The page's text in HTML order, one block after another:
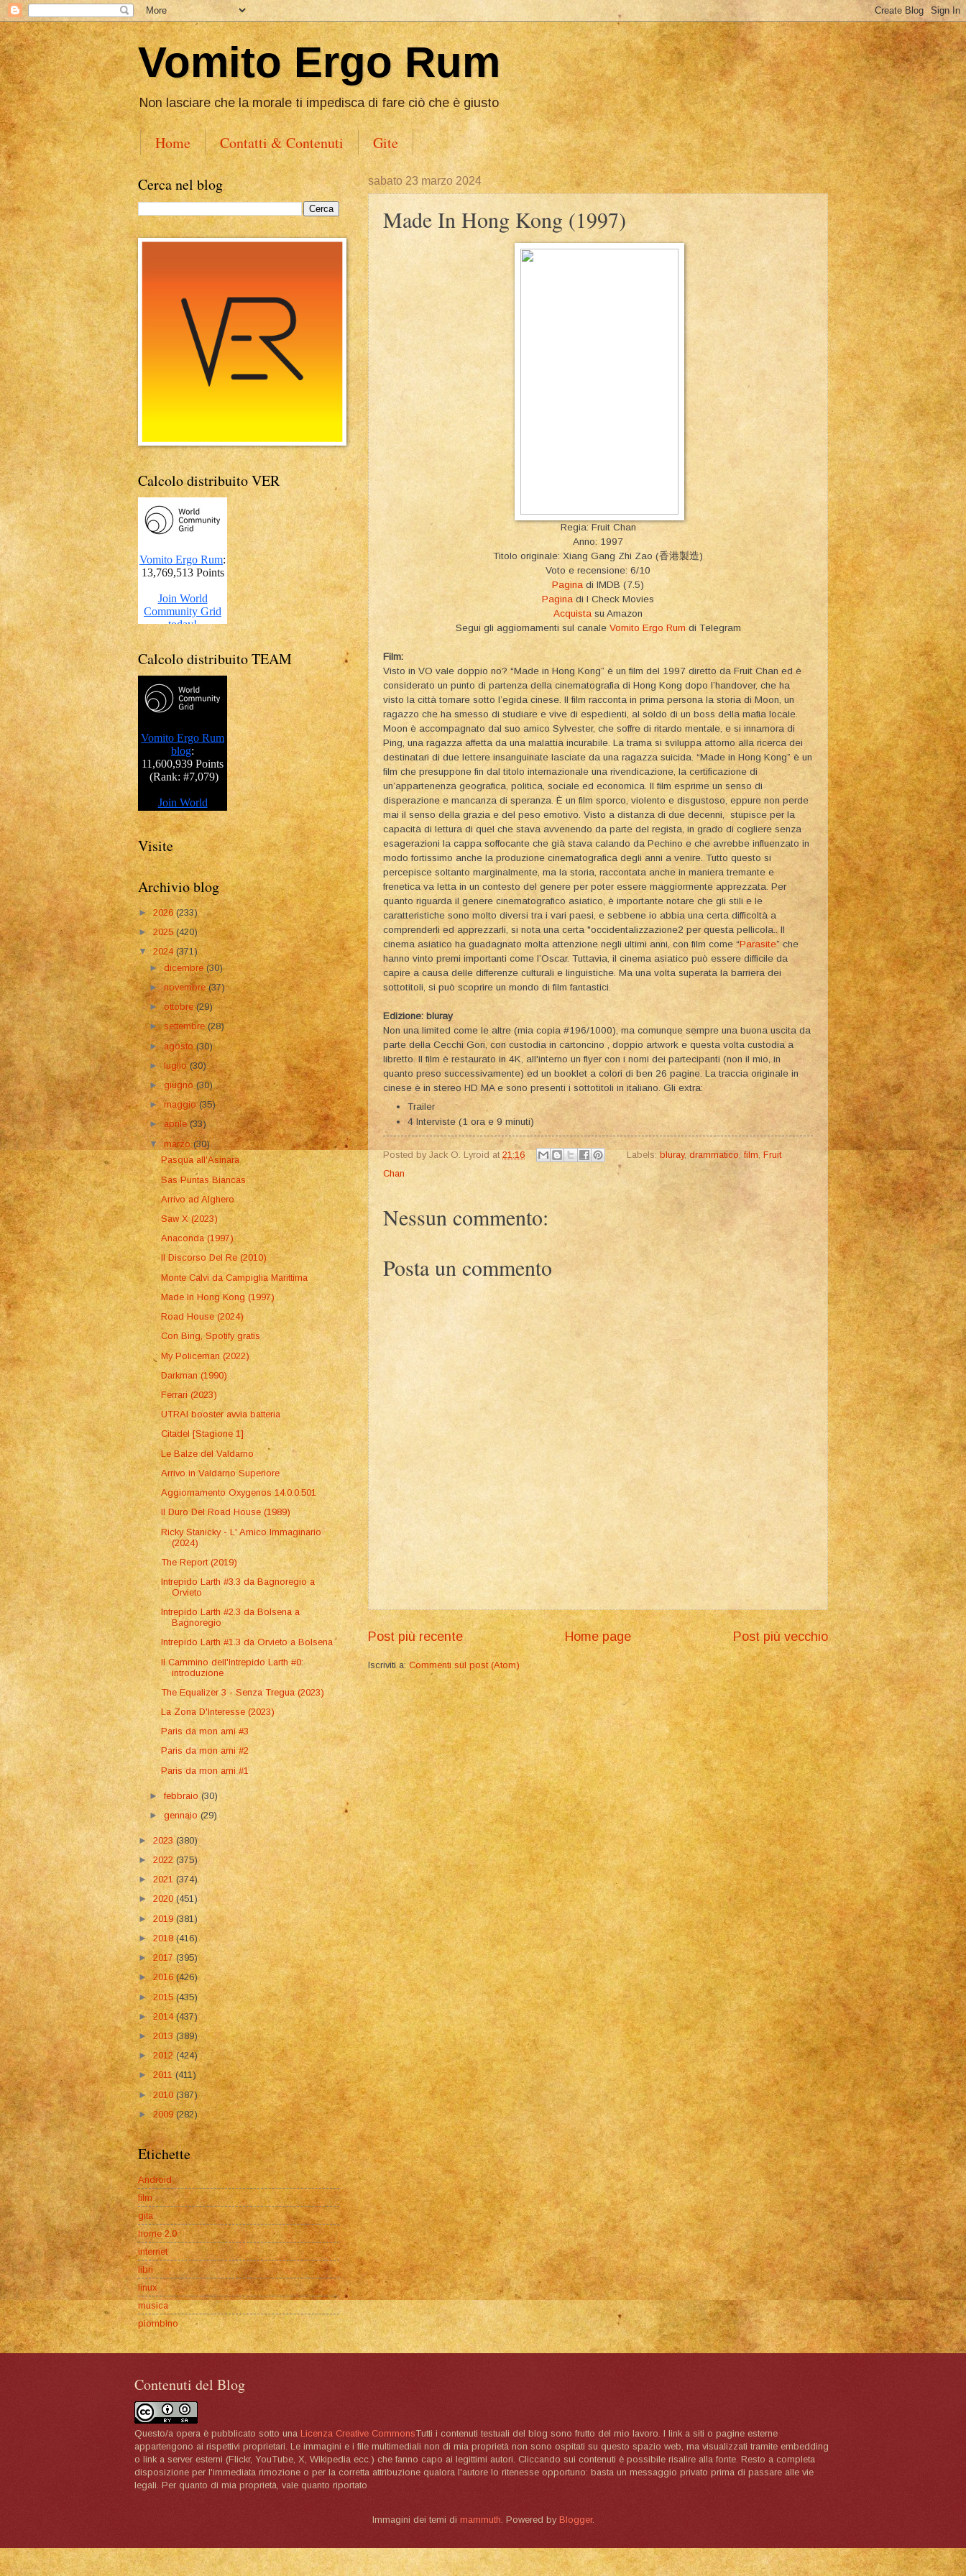
Vomito Ergo Rum
Non lasciare che la morale ti impedisca di fare ciò che è giusto
Home Contatti & Contenuti Gite
sabato 23 marzo 2024
Made In Hong Kong (1997)
Regia: Fruit Chan
Anno: 1997
Titolo originale: Xiang Gang Zhi Zao (香港製造)
Voto e recensione: 6/10
Pagina di IMDB (7.5)
Pagina di I Check Movies
Acquista su Amazon
Segui gli aggiornamenti sul canale Vomito Ergo Rumdi Telegram
Film:
Visto in VO vale doppio no? “Made in Hong Kong” è un film del 1997 diretto da Fruit Chan ed è
considerato un punto di partenza della cinematografia di Hong Kong dopo l’handover, che ha
visto la città tornare sotto l’egida cinese. Il film racconta in prima persona la storia di Moon, un
ragazzo che ha smesso di studiare e vive di espedienti, al soldo di un boss della mafia locale.
Moon è accompagnato dal suo amico Sylvester, che soffre di ritardo mentale, e si innamora di
Ping, una ragazza affetta da una malattia incurabile. La trama si sviluppa attorno alla ricerca dei
destinatari di due lettere insanguinate lasciate da una ragazza suicida. “Made in Hong Kong” è un
film che presuppone fin dal titolo internazionale una rivendicazione, la certificazione di
un’appartenenza geografica, politica, sociale ed economica. Il film esprime un senso di
disperazione e mancanza di speranza. È un film sporco, violento e disgustoso, eppure non perde
mai il senso della grazia e del peso emotivo. Visto a distanza di due decenni, stupisce per la
capacità di lettura di quel che stava avvenendo da parte del regista, in grado di cogliere senza
esagerazioni la cappa soffocante che già stava calando da Pechino e che avrebbe influenzato in
modo fortissimo anche la produzione cinematografica degli anni a venire. Tutto questo si
percepisce soltanto marginalmente, ma la storia, raccontata anche in maniera tremante e
frenetica va letta in un contesto del genere per poter essere maggiormente apprezzata. Per
quanto riguarda il genere cinematografico asiatico, è importante notare che gli stili e le
caratteristiche sono molto diversi tra i vari paesi, e sebbene io abbia una certa difficoltà a
comprenderli ed apprezzarli, si nota una certa "occidentalizzazione2 per questa pellicola.. Il
cinema asiatico ha guadagnato molta attenzione negli ultimi anni, con film come “Parasite” che
hanno vinto premi importanti come l’Oscar. Tuttavia, il cinema asiatico può essere difficile da
capire a causa delle differenze culturali e linguistiche. Ma una volta superata la barriera dei
sottotitoli, si può scoprire un mondo di film fantastici.
Edizione: bluray
Non una limited come le altre (mia copia #196/1000), ma comunque sempre una buona uscita da
parte della Cecchi Gori, con custodia in cartoncino , doppio artwork e questa volta custodia a
libretto. Il film è restaurato in 4K, all'interno un flyer con i nomi dei partecipanti (non il mio, in
quanto preso successivamente) ed un booklet a colori di ben 26 pagine. La traccia originale in
cinese è in stereo HD MA e sono presenti i sottotitoli in italiano. Gli extra:
Trailer
4 Interviste (1 ora e 9 minuti)
Posted by Jack O. Lyroid at 21:16 Labels: bluray, drammatico ,film Fruit
Chan
Nessun commento:
Posta un commento
Post più recente Post più vecchio
Home page
Iscriviti a:Commenti sul post (Atom)
Cerca nel blog
Calcolo distribuito VER
Calcolo distribuito TEAM
Visite
Archivio blog
► 2026(233)
►2025(420)
▼2024 (371)
►dicembre(30)
►novembre(37)
►ottobre(29)
►settembre(28)
►agosto(30)
►luglio(30)
►giugno(30)
►maggio(35)
►aprile(33)
▼marzo(30)
Pasqua all'Asinara
Sas Puntas Biancas
Arrivo ad Alghero
Saw X (2023)
Anaconda (1997)
Il Discorso Del Re (2010)
Monte Calvi da Campiglia Marittima
Made In Hong Kong (1997)
Road House (2024)
Con Bing, Spotify gratis
My Policeman (2022)
Darkman (1990)
Ferrari (2023)
UTRAI booster avvia batteria
Citadel [Stagione 1]
Le Balze del Valdarno
Arrivo in Valdarno Superiore
Aggiornamento Oxygenos 14.0.0.501
Il Duro Del Road House (1989)
Ricky Stanicky - L' Amico Immaginario
(2024)
The Report (2019)
Intrepido Larth #3.3 da Bagnoregio a
Orvieto
Intrepido Larth #2.3 da Bolsena a
Bagnoregio
Intrepido Larth #1.3 da Orvieto a Bolsena
Il Cammino dell'Intrepido Larth #0:
introduzione
The Equalizer 3 - Senza Tregua (2023)
La Zona D'Interesse (2023)
Paris da mon ami #3
Paris da mon ami #2
Paris da mon ami #1
►febbraio(30)
►gennaio(29)
► 2023 (380)
►2022 (375)
►2021 (374)
►2020(451)
► 2019 (381)
►2018(416)
►2017(395)
► 2016(426)
►2015(435)
►2014(437)
►2013(389)
►2012(424)
►2011 (411)
►2010(387)
►2009(282)
Etichette
Android
film
gita
home 2.0
internet
libri
linux
musica
piombino
Contenuti del Blog
Questo/a opera è pubblicato sotto una Licenza Creative CommonsTutti i contenuti testuali del blog sono frutto del mio lavoro. I link a siti o pagine esterne
appartengono ai rispettivi proprietari. Le immagini e i file multimediali non di mia proprietà non sono ospitati su questo spazio web, ma visualizzati tramite embedding
o link a server esterni (Flickr, YouTube, X, Wikipedia ecc.) che fanno capo ai legittimi autori. Cliccando sui contenuti è possibile risalire alla fonte. Resto a completa
disposizione per l'immediata rimozione o per la corretta attribuzione qualora l'autore lo ritenesse opportuno: basta un messaggio privato prima di passare alle vie
legali. Per quanto di mia proprietà, vale quanto riportato
Immagini dei temi di mammuth. Powered by Blogger.